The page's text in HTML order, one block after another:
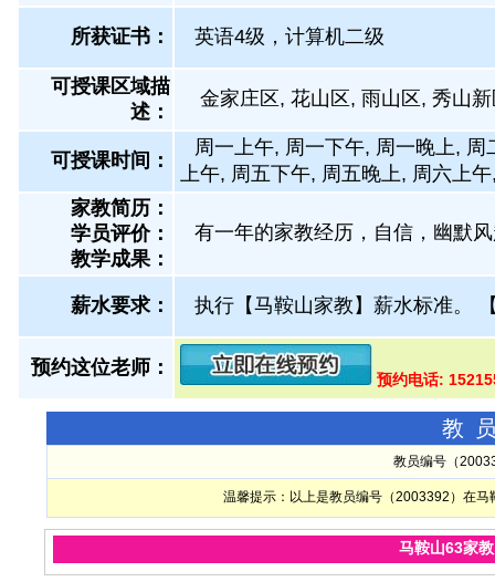
所获证书 ： 英语4级，计算机二级
可授课区域描
述：
金家庄区, 花山区, 雨山区, 秀山
可授课时间：
周一上午, 周一下午, 周一晚上,
上午, 周五下午, 周五晚上, 周六上
家教简历：
学员评价：
教学成果：
有一年的家教经历，自信，幽默
薪水要求： 执行【马鞍山家教】薪水标准。
预约这位老师：
预约电话:
教
教员编号（
温馨提示：以上是教员编号（2003392）在
马鞍山63家